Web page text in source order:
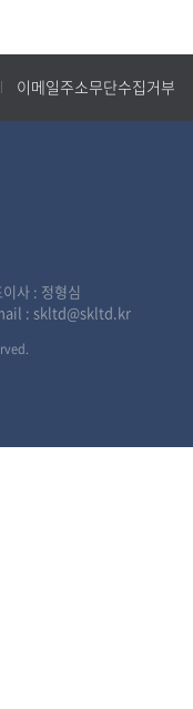
이메일주소무단수집거부
사 : 정형심
: skltd@skltd.kr